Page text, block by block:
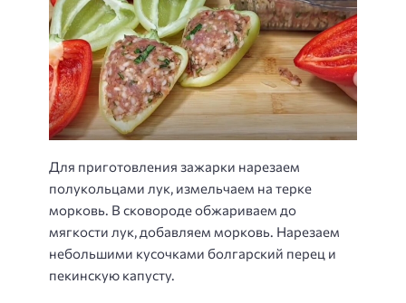
Для приготовления зажарки нарезаем
полукольцами лук, измельчаем на терке
морковь. В сковороде обжариваем до
мягкости лук, добавляем морковь. Нарезаем
небольшими кусочками болгарский перец и
пекинскую капусту.